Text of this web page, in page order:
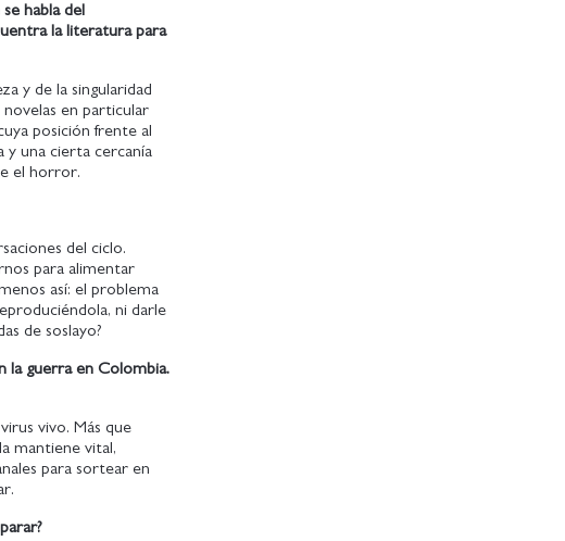
habla del
la literatura para
y de la singularidad
novelas en particular
posición frente al
y una cierta cercanía
el horror.
del ciclo.
para alimentar
así: el problema
ni darle
de soslayo?
la guerra en Colombia.
vivo. Más que
mantiene vital,
para sortear en